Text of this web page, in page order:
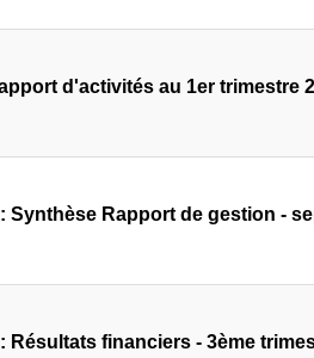
d'activités au 1er trimestre
Synthèse Rapport de gestion -
Résultats financiers - 3ème